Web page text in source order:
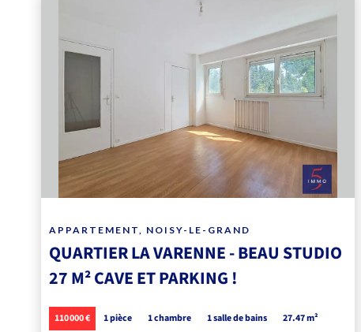
APPARTEMENT, NOISY-LE-GRAND
QUARTIER LA VARENNE - BEAU STUDIO
27 M² CAVE ET PARKING !
110 000 € 1 pièce 1 chambre 1 salle de bains 27.47 m²